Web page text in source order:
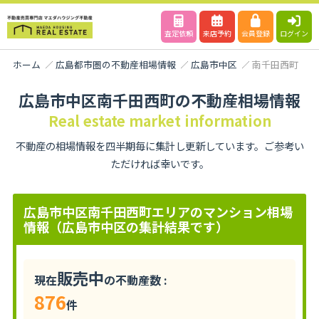
査定依頼 来店予約 会員登録 ログイン
ホーム 広島都市圏の不動産相場情報 広島市中区 南千田西町
広島市中区南千田西町の不動産相場情報
Real estate market information
不動産の相場情報を四半期毎に集計し更新しています。ご参考い
ただければ幸いです。
広島市中区南千田西町エリアのマンション相場
情報（広島市中区の集計結果です）
現在販売中の不動産数 :
876件